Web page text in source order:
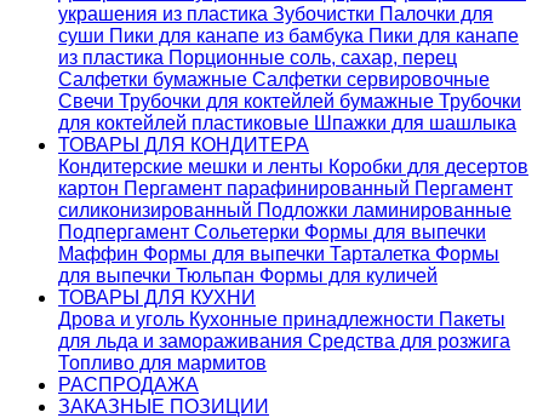
украшения из пластика Зубочистки Палочки для
суши Пики для канапе из бамбука Пики для канапе
из пластика Порционные соль, сахар, перец
Салфетки бумажные Салфетки сервировочные
Свечи Трубочки для коктейлей бумажные Трубочки
для коктейлей пластиковые Шпажки для шашлыка
ТОВАРЫ ДЛЯ КОНДИТЕРА
Кондитерские мешки и ленты Коробки для десертов
картон Пергамент парафинированный Пергамент
силиконизированный Подложки ламинированные
Подпергамент Сольетерки Формы для выпечки
Маффин Формы для выпечки Тарталетка Формы
для выпечки Тюльпан Формы для куличей
ТОВАРЫ ДЛЯ КУХНИ
Дрова и уголь Кухонные принадлежности Пакеты
для льда и замораживания Средства для розжига
Топливо для мармитов
РАСПРОДАЖА
ЗАКАЗНЫЕ ПОЗИЦИИ